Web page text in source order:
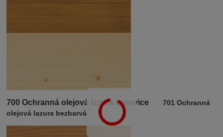
700 Ochranná olejová lazura borovice701 Ochranná
olejová lazura bezbarvá